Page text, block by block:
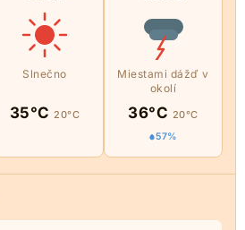
Slnečno
35°C20°C
Miestami dážď v
okolí
36°C 20°C
57%